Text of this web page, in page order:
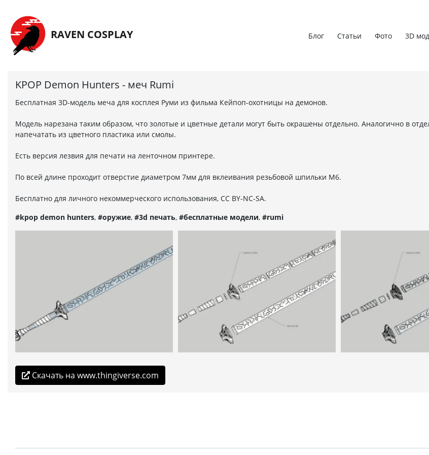
Перейти на главную страницу
RAVEN COSPLAY
Блог Статьи Фото 3D
KPOP Demon Hunters - меч Rumi
Бесплатная 3D-модель меча для косплея Руми из фильма Кейпоп-охотницы на демонов.
Модель нарезана таким образом, что золотые и цветные детали могут быть окрашены отдельно. Аналогично в
напечатать из цветного пластика или смолы.
Есть версия лезвия для печати на ленточном принтере.
По всей длине проходит отверстие диаметром 7мм для вклеивания резьбовой шпильки М6.
Бесплатно для личного некоммерческого использования, CC BY-NC-SA.
#kpop demon hunters, #оружие, #3d печать, #бесплатные модели, #rumi
Скачать на www.thingiverse.com